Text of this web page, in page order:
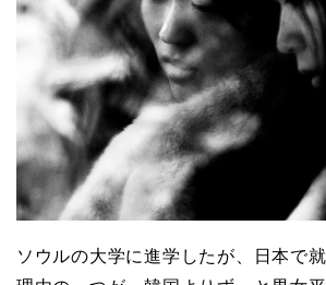
ソウルの大学に進学したが、日本で